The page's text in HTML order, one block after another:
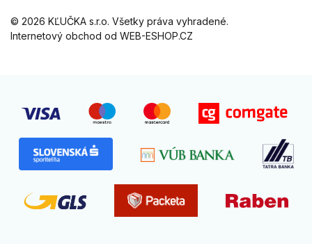
© 2026 KĽUČKA s.r.o. Všetky práva vyhradené.
Internetový obchod od WEB-ESHOP.CZ